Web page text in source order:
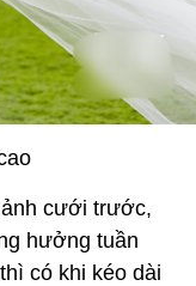
cưới trước,
hưởng tuần
có khi kéo dài